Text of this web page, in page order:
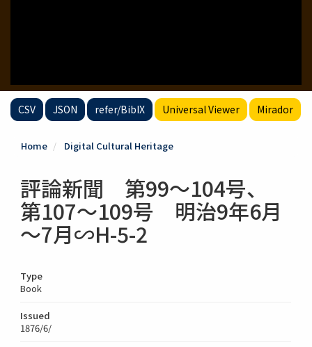
CSV JSON refer/BibIX Universal Viewer Mirador
Home Digital Cultural Heritage
評論新聞 第99～104号、
第107～109号 明治9年6月
～7月∽H-5-2
Type
Book
Issued
1876/6/